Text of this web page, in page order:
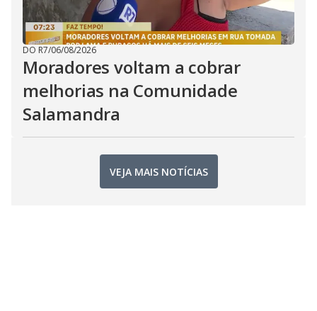
DO R7/06/08/2026
Moradores voltam a cobrar
melhorias na Comunidade
Salamandra
VEJA MAIS NOTÍCIAS